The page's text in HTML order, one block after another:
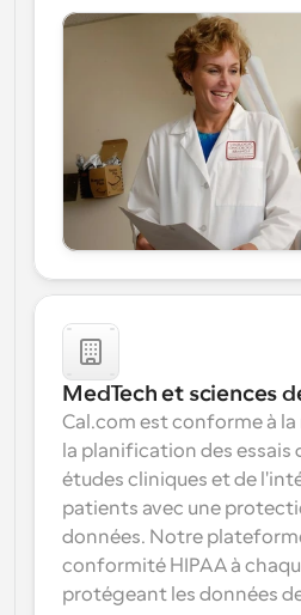
MedTech et sciences
Cal.com est conforme à la
la planification des essais
études cliniques et de
patients avec une
données. Notre
conformité HIPAA à
protégeant les données